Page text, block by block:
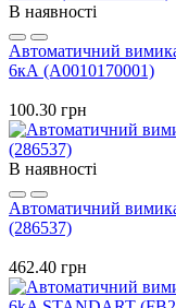
В наявності
Автоматичний
6кА (A0010170001)
100.30 грн
В наявності
Автоматичний
(286537)
462.40 грн